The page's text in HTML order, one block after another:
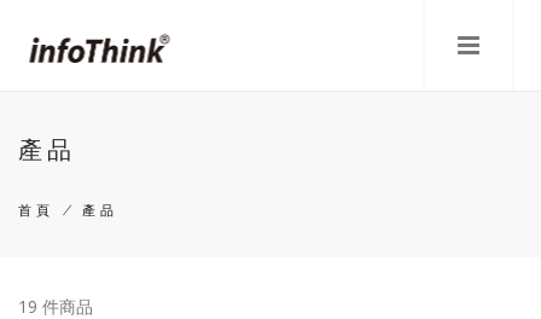
產品
航
首頁 / 產品
19 件商品